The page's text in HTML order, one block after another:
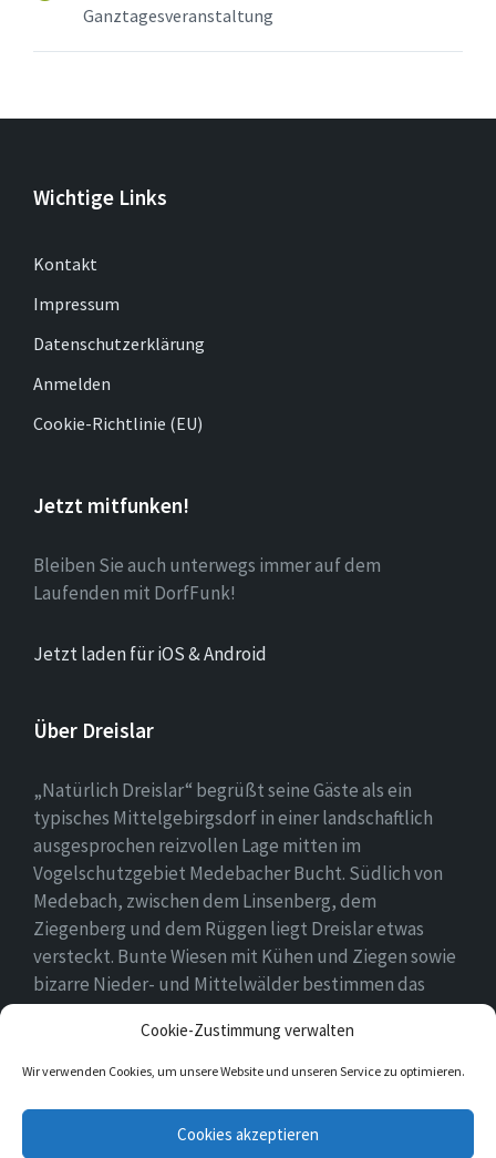
Cookie-Zustimmung verwalten
Wir verwenden Cookies, um unsere Website und unseren Service zu optimieren.
Cookies akzeptieren
Ganztagesveranstaltung
Wichtige Links
Kontakt
Impressum
Datenschutzerklärung
Anmelden
Cookie-Richtlinie (EU)
Jetzt mitfunken!
Bleiben Sie auch unterwegs immer auf dem
Laufenden mit DorfFunk!
Jetzt laden für iOS & Android
Über Dreislar
„Natürlich Dreislar“ begrüßt seine Gäste als ein
typisches Mittelgebirgsdorf in einer landschaftlich
ausgesprochen reizvollen Lage mitten im
Vogelschutzgebiet Medebacher Bucht. Südlich von
Medebach, zwischen dem Linsenberg, dem
Ziegenberg und dem Rüggen liegt Dreislar etwas
versteckt. Bunte Wiesen mit Kühen und Ziegen sowie
bizarre Nieder- und Mittelwälder bestimmen das
Ortsbild, das durch eine lebendige Landwirtschaft
Facebook